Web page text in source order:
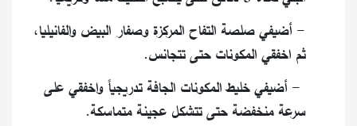
- أضيفي صلصة التفاح المركزة وصفار البيض والفانيليا،
ثم اخفقي المكونات حتى تتجانس.
- أضيفي خليط المكونات الجافة تدريجياً واخفقي على
سرعة منخفضة حتى تتشكل عجينة متماسكة.